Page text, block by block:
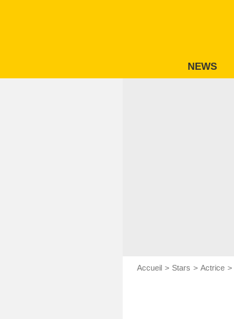
NEWS
Accueil Stars Actrice